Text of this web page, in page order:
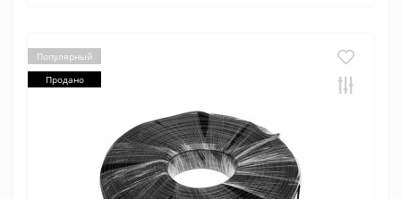
Популярный
Продано